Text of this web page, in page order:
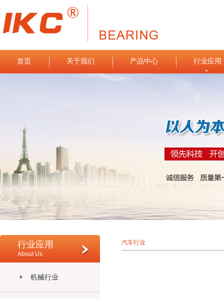
首页 关于我们 产品中心 行业应用
行业应用
About Us
机械行业
汽车行业